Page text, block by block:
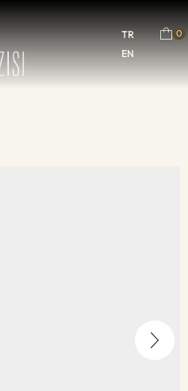
TR
EN
0